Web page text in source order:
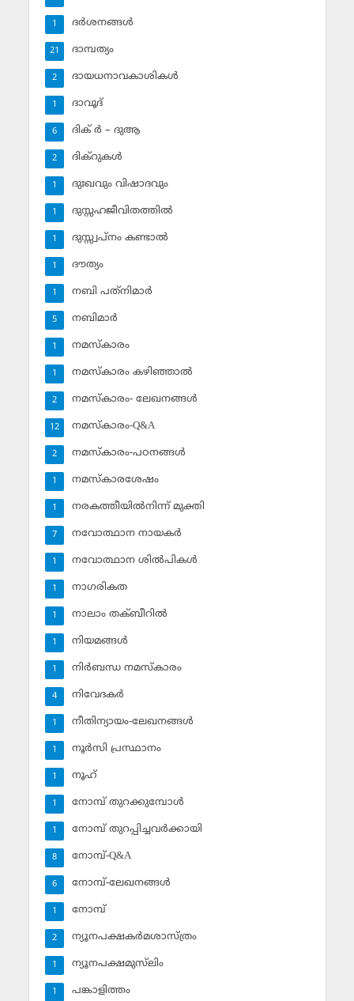
ദര്‍ശനങ്ങള്‍
1
ദാമ്പത്യം
21
ദായധനാവകാശികള്‍
2
ദാവൂദ്‌
1
ദിക് ര്‍ – ദുആ
6
ദിക്‌റുകള്‍
2
ദുഃഖവും വിഷാദവും
1
ദുസ്സഹജീവിതത്തില്‍
1
ദുസ്സ്വപ്‌നം കണ്ടാല്‍
1
ദൗത്യം
1
നബി പത്‌നിമാര്‍
1
നബിമാര്‍
5
നമസ്‌കാരം
1
നമസ്‌കാരം കഴിഞ്ഞാല്‍
1
നമസ്‌കാരം- ലേഖനങ്ങള്‍
2
നമസ്‌കാരം-Q&A
12
നമസ്‌കാരം-പഠനങ്ങള്‍
2
നമസ്‌കാരശേഷം
1
നരകത്തീയില്‍നിന്ന് മുക്തി
1
നവോത്ഥാന നായകര്‍
7
നവോത്ഥാന ശില്‍പികള്‍
1
നാഗരികത
1
നാലാം തക്ബീറില്‍
1
നിയമങ്ങള്‍
1
നിര്‍ബന്ധ നമസ്‌കാരം
1
നിവേദകര്‍
4
നീതിന്യായം-ലേഖനങ്ങള്‍
1
നൂര്‍സി പ്രസ്ഥാനം
1
നൂഹ്‌
1
നോമ്പ് തുറക്കുമ്പോള്‍
1
നോമ്പ് തുറപ്പിച്ചവര്‍ക്കായി
1
നോമ്പ്-Q&A
8
നോമ്പ്-ലേഖനങ്ങള്‍
6
നോമ്പ്‌
1
ന്യൂനപക്ഷകര്‍മശാസ്ത്രം
2
ന്യൂനപക്ഷമുസ്‌ലിം
1
പങ്കാളിത്തം
1